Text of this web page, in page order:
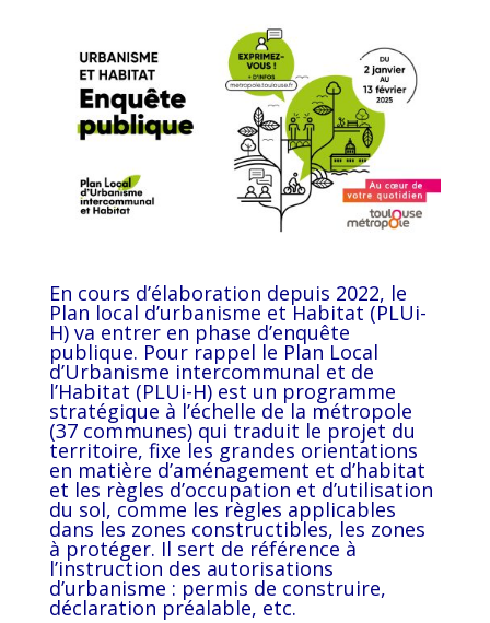
En cours d’élaboration depuis 2022, le
Plan local d’urbanisme et Habitat (PLUi-
H) va entrer en phase d’enquête
publique. Pour rappel le Plan Local
d’Urbanisme intercommunal et de
l’Habitat (PLUi-H) est un programme
stratégique à l’échelle de la métropole
(37 communes) qui traduit le projet du
territoire, fixe les grandes orientations
en matière d’aménagement et d’habitat
et les règles d’occupation et d’utilisation
du sol, comme les règles applicables
dans les zones constructibles, les zones
à protéger. Il sert de référence à
l’instruction des autorisations
d’urbanisme : permis de construire,
déclaration préalable, etc.